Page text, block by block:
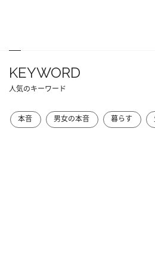
KEYWORD
人気のキーワード
本音 男女の本音 暮らす